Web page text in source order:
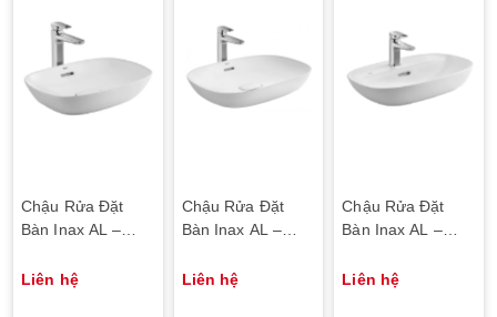
Chậu Rửa Đặt
Bàn Inax AL –
Liên hệ
Chậu Rửa Đặt
Bàn Inax AL –
Liên hệ
Chậu Rửa Đặt
Bàn Inax AL –
Liên hệ